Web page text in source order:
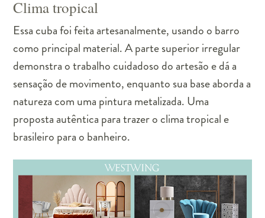
Clima tropical
Essa cuba foi feita artesanalmente, usando o barro
como principal material. A parte superior irregular
demonstra o trabalho cuidadoso do artesão e dá a
sensação de movimento, enquanto sua base aborda a
natureza com uma pintura metalizada. Uma
proposta autêntica para trazer o clima tropical e
brasileiro para o banheiro.